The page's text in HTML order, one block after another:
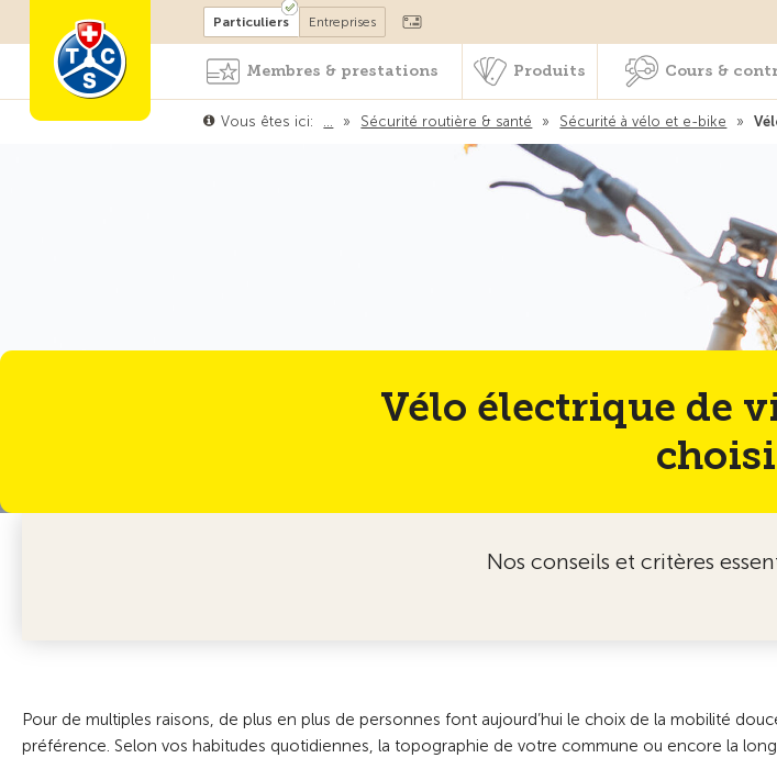
Devenir membre
Particuliers Entreprises
Membres & prestations Produits Cours &
Vous êtes ici: … » Sécurité routière & santé » Sécurité à vélo et e-bike »
Vélo électrique de
Nos conseils et critères
Pour de multiples raisons, de plus en plus de personnes font aujourd’hui le choix de la mobilité
préférence. Selon vos habitudes quotidiennes, la topographie de votre commune ou encore la